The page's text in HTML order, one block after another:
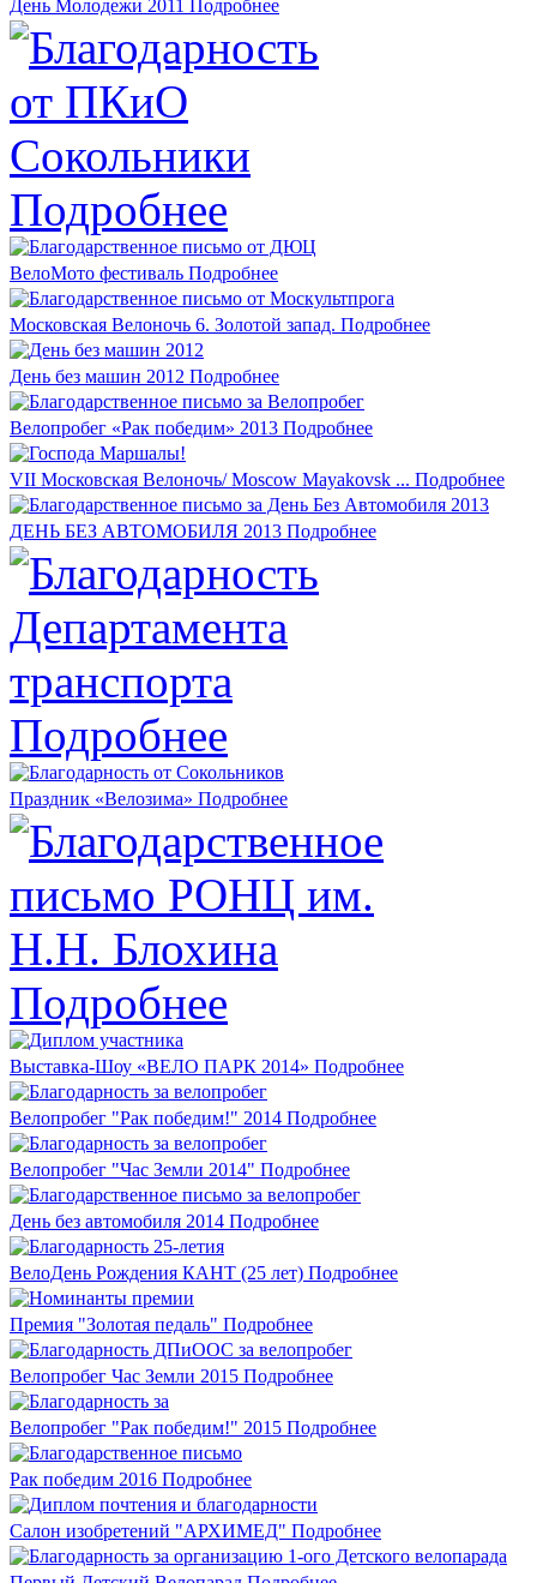
День Молодежи 2011 Подробнее
Подробнее
ВелоМото фестиваль Подробнее
Московская Велоночь 6. Золотой запад. Подробнее
День без машин 2012 Подробнее
Велопробег «Рак победим» 2013 Подробнее
VII Московская Велоночь/ Moscow Mayakovsk ... Подробнее
ДЕНЬ БЕЗ АВТОМОБИЛЯ 2013 Подробнее
Подробнее
Праздник «Велозима» Подробнее
Подробнее
Выставка-Шоу «ВЕЛО ПАРК 2014» Подробнее
Велопробег "Рак победим!" 2014 Подробнее
Велопробег "Час Земли 2014" Подробнее
День без автомобиля 2014 Подробнее
ВелоДень Рождения КАНТ (25 лет) Подробнее
Премия "Золотая педаль" Подробнее
Велопробег Час Земли 2015 Подробнее
Велопробег "Рак победим!" 2015 Подробнее
Рак победим 2016 Подробнее
Салон изобретений "АРХИМЕД" Подробнее